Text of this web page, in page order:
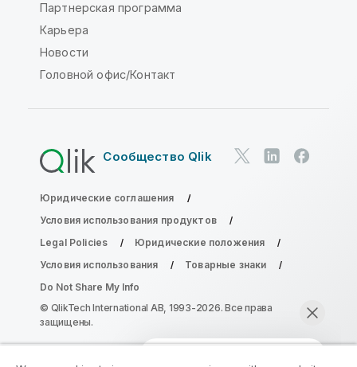
Партнерская программа
Карьера
Новости
Головной офис/Контакт
Сообщество Qlik
Юридические соглашения
Условия использования продуктов
Legal Policies
Юридические положения
Условия использования
Товарные знаки
Do Not Share My Info
© QlikTech International AB, 1993-2026. Все права
защищены.